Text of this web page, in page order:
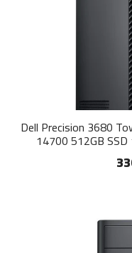
Dell Precision 3680
14700 512GB